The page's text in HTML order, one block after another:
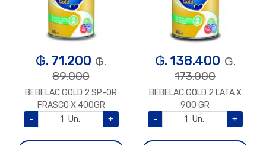
₲. 71.200 ₲.
89.000
BEBELAC GOLD 2 SP-OR
FRASCO X 400GR
-
Un. +
₲. 138.400 ₲.
173.000
BEBELAC GOLD 2 LATA X
900 GR
-
Un. +